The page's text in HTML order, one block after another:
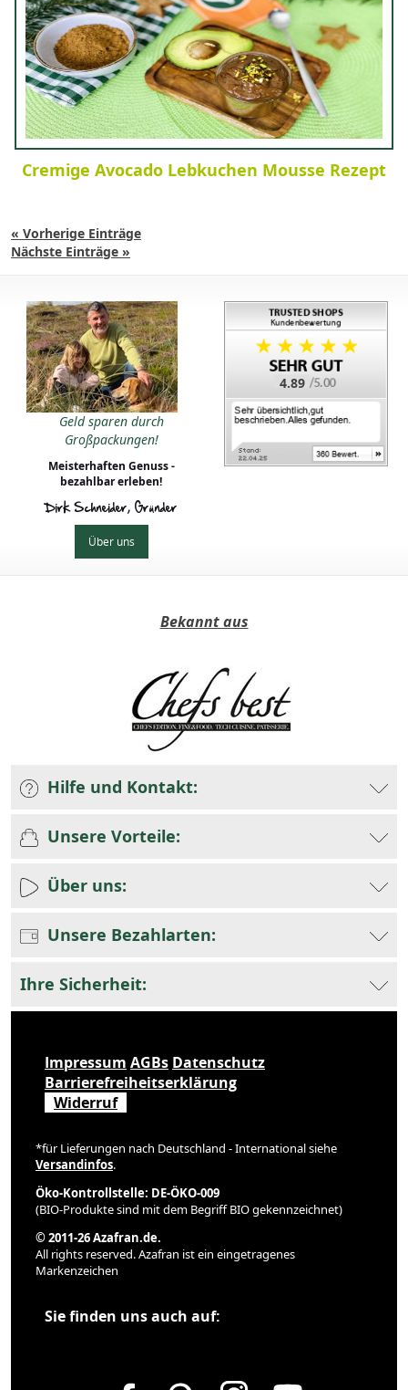
Cremige Avocado Lebkuchen Mousse Rezept
« Vorherige Einträge
Nächste Einträge »
Geld sparen durch
Großpackungen!
Meisterhaften Genuss -
bezahlbar erleben!
Dirk Schneider, Gründer
Über uns
4.89
Bekannt aus
Hilfe und Kontakt:
Unsere Vorteile:
Über uns:
Unsere Bezahlarten:
Ihre Sicherheit:
Impressum AGBs Datenschutz
Barrierefreiheitserklärung
Widerruf
*für Lieferungen nach Deutschland - International siehe
Versandinfos.
Öko-Kontrollstelle: DE-ÖKO-009
(BIO-Produkte sind mit dem Begriff BIO gekennzeichnet)
© 2011-26 Azafran.de.
All rights reserved. Azafran ist ein eingetragenes
Markenzeichen
Sie finden uns auch auf: